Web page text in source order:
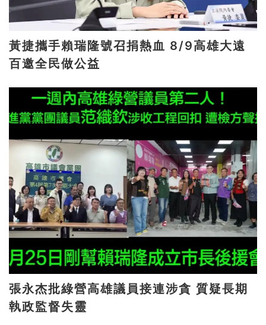
黃捷攜手賴瑞隆號召捐熱血 8/9高雄大遠
百邀全民做公益
張永杰批綠營高雄議員接連涉貪 質疑長期
執政監督失靈